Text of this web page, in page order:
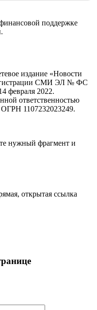
поддержке
издание «Новости
СМИ ЭЛ № ФС
февраля 2022.
ответственностью
1107232023249.
нужный фрагмент и
открытая ссылка